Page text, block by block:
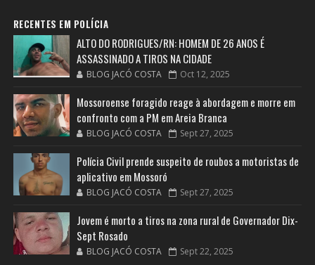
RECENTES EM POLÍCIA
ALTO DO RODRIGUES/RN: HOMEM DE 26 ANOS É
ASSASSINADO A TIROS NA CIDADE
BLOG JACÓ COSTA Oct 12, 2025
Mossoroense foragido reage à abordagem e morre em
confronto com a PM em Areia Branca
BLOG JACÓ COSTA Sept 27, 2025
Polícia Civil prende suspeito de roubos a motoristas de
aplicativo em Mossoró
BLOG JACÓ COSTA Sept 27, 2025
Jovem é morto a tiros na zona rural de Governador Dix-
Sept Rosado
BLOG JACÓ COSTA Sept 22, 2025